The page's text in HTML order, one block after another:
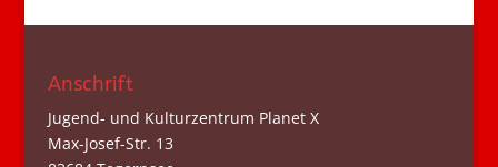
Anschrift
Jugend- und Kulturzentrum Planet X
Max-Josef-Str. 13